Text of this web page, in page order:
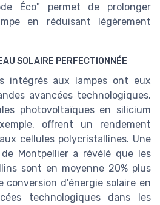
Éco" permet de prolonger
en réduisant légèrement
SOLAIRE PERFECTIONNÉE
intégrés aux lampes ont eux
avancées technologiques.
photovoltaïques en silicium
offrent un rendement
cellules polycristallines. Une
Montpellier a révélé que les
sont en moyenne 20% plus
conversion d'énergie solaire en
technologiques dans les